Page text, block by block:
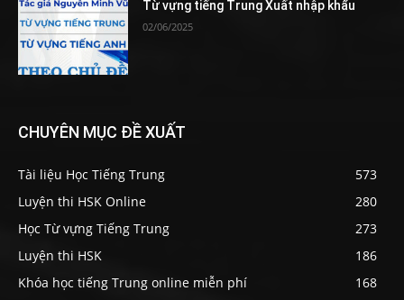
Từ vựng tiếng Trung Xuất nhập khẩu
02/06/2025
CHUYÊN MỤC ĐỀ XUẤT
Tài liệu Học Tiếng Trung
573
Luyện thi HSK Online
280
Học Từ vựng Tiếng Trung
273
Luyện thi HSK
186
Khóa học tiếng Trung online miễn phí
168